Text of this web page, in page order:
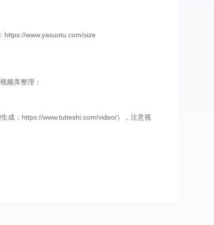
https://www.yasuotu.com/size
频库整理：
成：https://www.tutieshi.com/video/），注意视